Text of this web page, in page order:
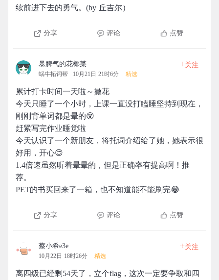
续前进下去的勇气。(by 丘吉尔）
分享 评论 点赞
暴脾气的花椰菜
蜗牛拓词帮 10月21日 21时6分 精选
+关注
累计打卡时间一天啦～撒花
今天只睡了一个小时，上课一直没打瞌睡坚持到现在，
刚刚背单词都是晕的😵
赶紧写完作业睡觉啦
今天认识了一个新朋友，将托词介绍给了她，她表示很
好用，开心😊
1.4倍速虽然听着晕晕的，但是正确率有提高啊！推
荐。
PET的书买回来了一箱，也不知道能不能刷完😂
分享 评论 点赞
蔡小希e3e
10月22日 18时26分 精选
+关注
离四级已经剩54天了，立个flag，这次一定要争取和四